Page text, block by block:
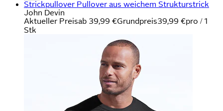
Strickpullover Pullover aus weichem Strukturstrick
John Devin
Aktueller Preisab 39,99 €Grundpreis39,99 €pro / 1
Stk